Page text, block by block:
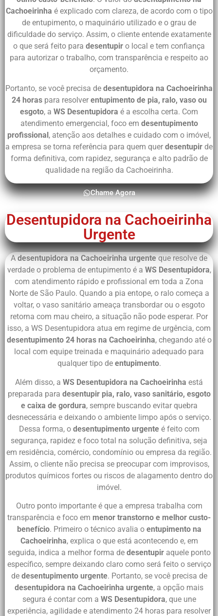
Cachoeirinha é explicado com clareza, de acordo com o tipo
de entupimento, o maquinário utilizado e o grau de
dificuldade do serviço. Assim, o cliente entende exatamente
o que será feito para desentupir o local e tem confiança
para autorizar o trabalho, com transparência e respeito ao
orçamento.
Portanto, se você precisa de desentupidora na Cachoeirinha
24 horaspara resolver entupimento de pia, ralo, vaso ou
esgoto, a WS Desentupidora é a escolha certa. Com
atendimento emergencial, foco em desentupimento
profissional, atenção aos detalhes e cuidado com o imóvel,
a empresa se torna referência para quem quer desentupir de
forma definitiva, com rapidez, segurança e alto padrão de
qualidade na região da Cachoeirinha.
Chame Agora
Desentupidora na Cachoeirinha
Urgente
A desentupidora na Cachoeirinha urgente que resolve de
verdade o problema de entupimento é a WS Desentupidora,
com atendimento rápido e profissional em toda a Zona
Norte de São Paulo. Quando a pia entope, o ralo começa a
voltar, o vaso sanitário ameaça transbordar ou o esgoto
retorna com mau cheiro, a situação não pode esperar. Por
isso, a WS Desentupidora atua em regime de urgência, com
desentupimento 24 horas na Cachoeirinha, chegando até o
local com equipe treinada e maquinário adequado para
qualquer tipo de entupimento.
Além disso, a WS Desentupidora na Cachoeirinha está
preparada para desentupir pia, ralo, vaso sanitário, esgoto
e caixa de gordura, sempre buscando evitar quebra
desnecessária e deixando o ambiente limpo após o serviço.
Dessa forma, o desentupimento urgenteé feito com
segurança, rapidez e foco total na solução definitiva, seja
em residência, comércio, condomínio ou empresa da região.
Assim, o cliente não precisa se preocupar com improvisos,
produtos químicos fortes ou riscos de alagamento dentro do
imóvel.
Outro ponto importante é que a empresa trabalha com
transparência e foco em menor transtorno e melhor custo-
benefício. Primeiro o técnico avalia o entupimento na
Cachoeirinha, explica o que está acontecendo e, em
seguida, indica a melhor forma de desentupiraquele ponto
específico, sempre deixando claro como será feito o serviço
de desentupimento urgente. Portanto, se você precisa de
desentupidora na Cachoeirinha urgente, a opção mais
segura é contar com a WS Desentupidora, que une
experiência, agilidade e atendimento 24 horas para resolver